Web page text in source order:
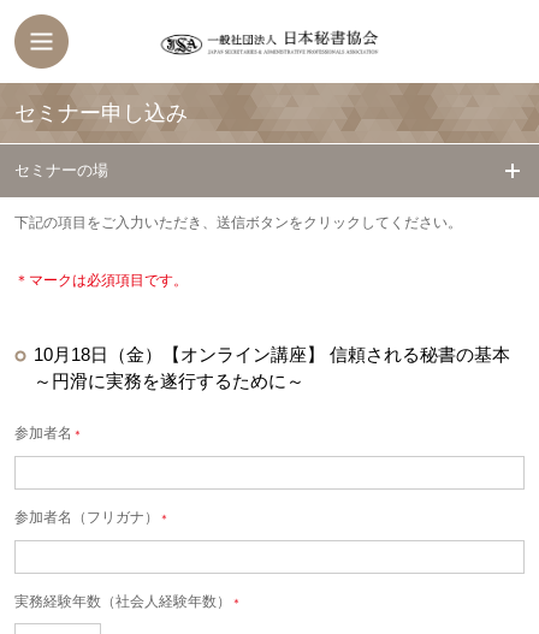
セミナー申し込み
セミナーの場
下記の項目をご入力いただき、送信ボタンをクリックしてください。
＊マークは必須項目です。
10月18日（金）【オンライン講座】 信頼される秘書の基本
～円滑に実務を遂行するために～
参加者名 ＊
参加者名（フリガナ） ＊
実務経験年数（社会人経験年数） ＊